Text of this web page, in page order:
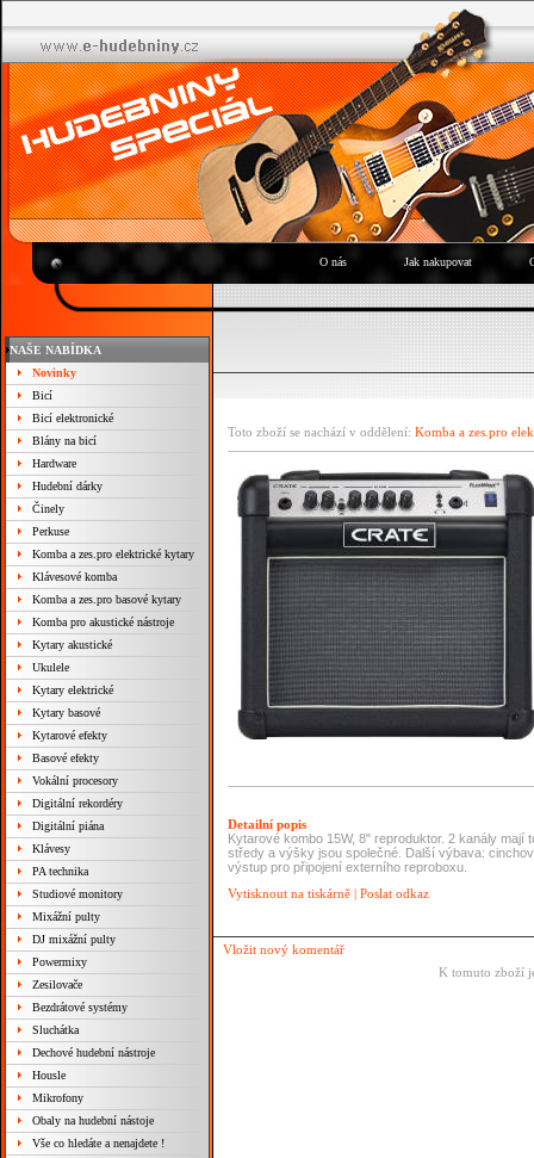
O nás Jak nakupovat
NAŠE NABÍDKA
Novinky
Bicí
Bicí elektronické
Blány na bicí
Hardware
Hudební dárky
Činely
Perkuse
Komba a zes.pro elektrické kytary
Klávesové komba
Komba a zes.pro basové kytary
Komba pro akustické nástroje
Kytary akustické
Ukulele
Kytary elektrické
Kytary basové
Kytarové efekty
Basové efekty
Vokální procesory
Digitální rekordéry
Digitální piána
Klávesy
PA technika
Studiové monitory
Mixážní pulty
DJ mixážní pulty
Powermixy
Zesilovače
Bezdrátové systémy
Sluchátka
Dechové hudební nástroje
Housle
Mikrofony
Obaly na hudební nástoje
Vše co hledáte a nenajdete !
Toto zboží se nachází v oddělení: Komba a zes.pro
Detailní popis
Kytarové kombo 15W, 8" reproduktor. 2 kanály
středy a výšky jsou společné. Další výbava:
výstup pro připojení externího reproboxu.
Vytisknout na tiskárně | Poslat odkaz
Vložit nový komentář
K tomuto zboží